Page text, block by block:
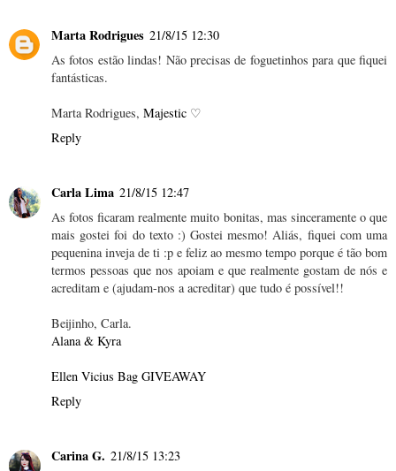
Marta Rodrigues 21/8/15 12:30
As fotos estão lindas! Não precisas de foguetinhos para que fiquei
fantásticas.
Marta Rodrigues, Majestic ♡
Reply
Carla Lima 21/8/15 12:47
As fotos ficaram realmente muito bonitas, mas sinceramente o que
mais gostei foi do texto :) Gostei mesmo! Aliás, fiquei com uma
pequenina inveja de ti :p e feliz ao mesmo tempo porque é tão bom
termos pessoas que nos apoiam e que realmente gostam de nós e
acreditam e (ajudam-nos a acreditar) que tudo é possível!!
Beijinho, Carla.
Alana & Kyra
Ellen Vicius Bag GIVEAWAY
Reply
Carina G. 21/8/15 13:23